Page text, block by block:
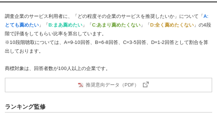
調査企業のサービス利用者に、「どの程度その企業のサービスを推奨したいか」について「A:
とても薦めたい 」「B:まあ薦めたい 」「C:あまり薦めたくない 」「D:全く薦めたくない 」の4段
階で評価をしてもらい比率を算出しています。
※10段階聴取については、A=9-10回答、B=6-8回答、C=3-5回答、D=1-2回答として割合を算
出しております。
商標対象は、回答者数が100人以上の企業です。
推奨意向データ（PDF）
ランキング監修